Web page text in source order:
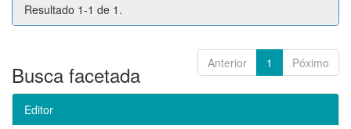
Resultado 1-1 de 1.
Anterior 1 Póximo
Busca facetada
Editor